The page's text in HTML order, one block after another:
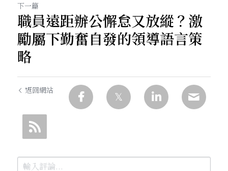
下一篇
職員遠距辦公懈怠又放縱？激
勵屬下勤奮自發的領導語言策
略
返回網站